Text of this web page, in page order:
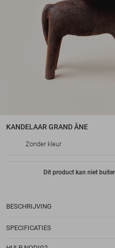
KANDELAARGRAND ÂNE
Zonder kleur
Dit product kan niet
BESCHRIJVING
SPECIFICATIES